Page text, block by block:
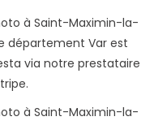
à Saint-Maximin-la-
département Var est
via notre prestataire
à Saint-Maximin-la-